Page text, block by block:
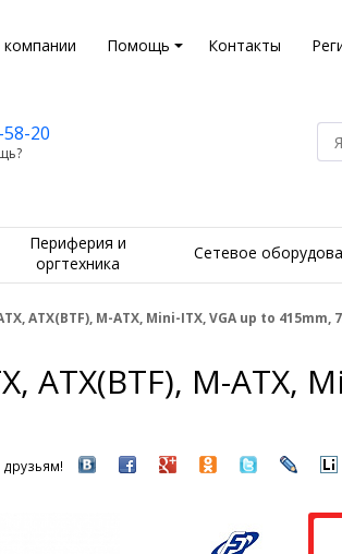
Помощь Контакты
20
Периферия и
оргтехника
Сетевое
ATX(BTF), M-ATX, Mini-ITX, VGA up to 415mm,
ATX(BTF), M-ATX,
друзьям!